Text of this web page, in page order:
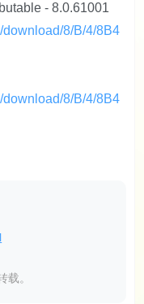
- 8.0.61001
download/8/B/4/8B4
download/8/B/4/8B4
载。